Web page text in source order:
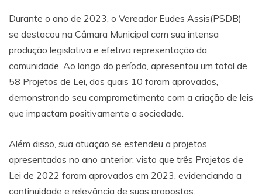
Durante o ano de 2023, o Vereador Eudes Assis(PSDB)
se destacou na Câmara Municipal com sua intensa
produção legislativa e efetiva representação da
comunidade. Ao longo do período, apresentou um total de
58 Projetos de Lei, dos quais 10 foram aprovados,
demonstrando seu comprometimento com a criação de leis
que impactam positivamente a sociedade.
Além disso, sua atuação se estendeu a projetos
apresentados no ano anterior, visto que três Projetos de
Lei de 2022 foram aprovados em 2023, evidenciando a
continuidade e relevância de suas propostas.